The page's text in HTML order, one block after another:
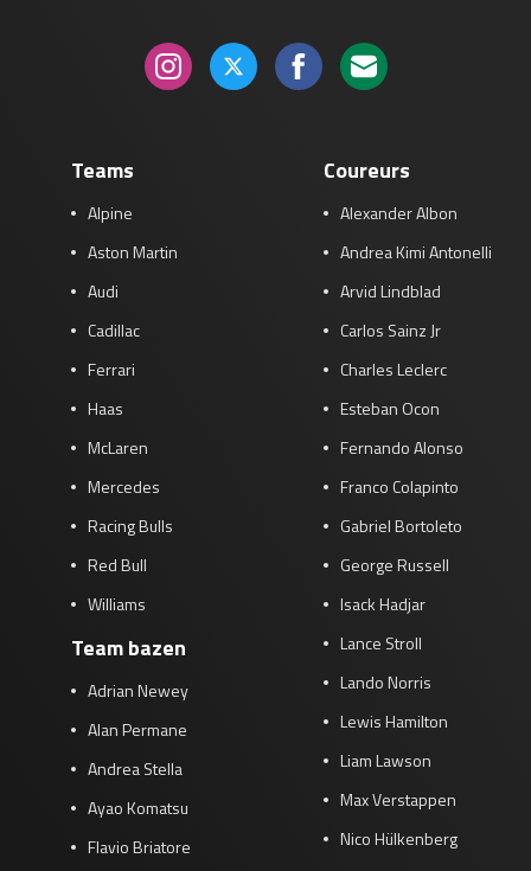
Teams
Alpine
Aston Martin
Audi
Cadillac
Ferrari
Haas
McLaren
Mercedes
Racing Bulls
Red Bull
Williams
Team bazen
Adrian Newey
Alan Permane
Andrea Stella
Ayao Komatsu
Flavio Briatore
Coureurs
Alexander Albon
Andrea Kimi Antonelli
Arvid Lindblad
Carlos Sainz Jr
Charles Leclerc
Esteban Ocon
Fernando Alonso
Franco Colapinto
Gabriel Bortoleto
George Russell
Isack Hadjar
Lance Stroll
Lando Norris
Lewis Hamilton
Liam Lawson
Max Verstappen
Nico Hülkenberg